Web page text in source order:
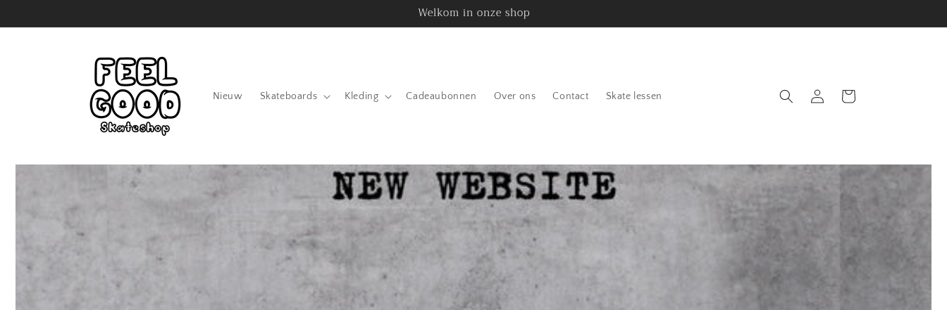
content
Welkom in onze shop
Nieuw Skateboards Kleding Cadeaubonnen Over ons Contact Skate lessen InloggenWinkelwagen